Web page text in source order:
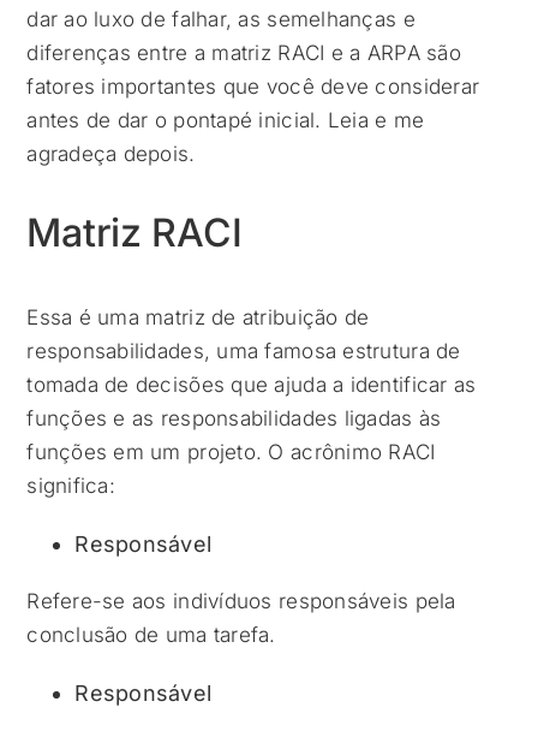
dar ao luxo de falhar, as semelhanças e
diferenças entre a matriz RACI e a ARPA são
fatores importantes que você deve considerar
antes de dar o pontapé inicial. Leia e me
agradeça depois.
Matriz RACI
Essa é uma matriz de atribuição de
responsabilidades, uma famosa estrutura de
tomada de decisões que ajuda a identificar as
funções e as responsabilidades ligadas às
funções em um projeto. O acrônimo RACI
significa:
Responsável
Refere-se aos indivíduos responsáveis pela
conclusão de uma tarefa.
Responsável